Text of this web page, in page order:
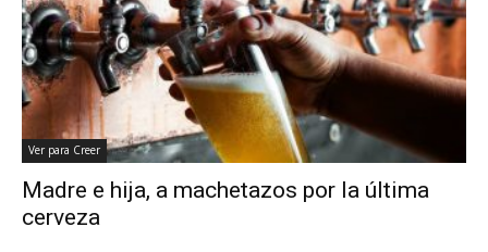
Ver para Creer
Madre e hija, a machetazos por la última
cerveza